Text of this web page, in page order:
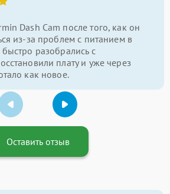
Dash Cam после того, как он
из-за проблем с питанием в
разобрались с
плату и уже через
как новое.
Оставить отзыв